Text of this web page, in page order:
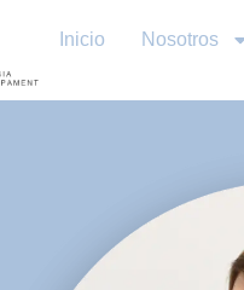
Inicio Nosotros